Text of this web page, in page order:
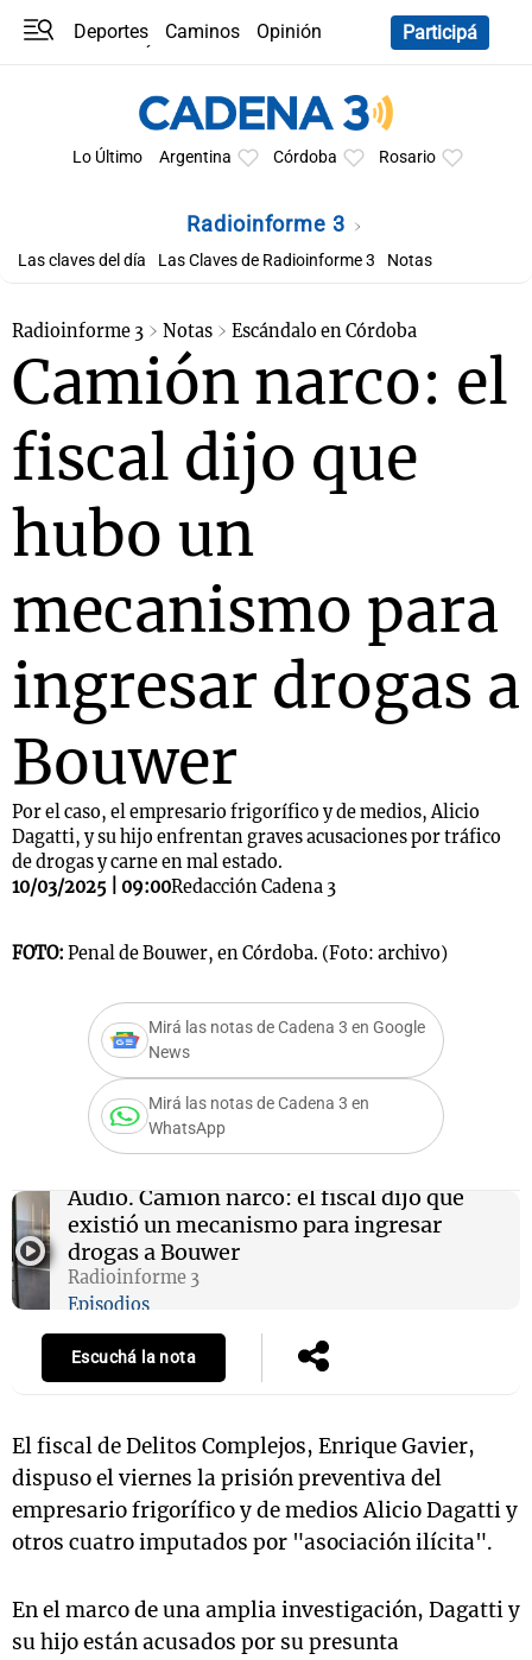
Deportes Caminos
Opinión
Participá
Lo Último Argentina Córdoba Rosario
Radioinforme 3
Las claves del día Las Claves de Radioinforme 3 Notas
Radioinforme 3 Notas Escándalo en Córdoba
Camión narco: el
fiscal dijo que
hubo un
mecanismo para
ingresar drogas a
Bouwer
Por el caso, el empresario frigorífico y de medios, Alicio
Dagatti, y su hijo enfrentan graves acusaciones por tráfico
de drogas y carne en mal estado.
10/03/2025 | 09:00Redacción Cadena 3
FOTO: Penal de Bouwer, en Córdoba. (Foto: archivo)
Mirá las notas de Cadena 3 en Google
News
Mirá las notas de Cadena 3 en
WhatsApp
Audio. Camión narco: el fiscal dijo que
existió un mecanismo para ingresar
drogas a Bouwer
Radioinforme 3
Episodios
Escuchá la nota
El fiscal de Delitos Complejos, Enrique Gavier,
dispuso el viernes la prisión preventiva del
empresario frigorífico y de medios Alicio Dagatti y
otros cuatro imputados por "asociación ilícita".
En el marco de una amplia investigación, Dagatti y
su hijo están acusados por su presunta
Notas
Mundial 2026
La Sole en